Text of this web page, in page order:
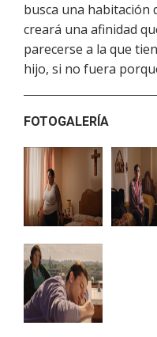
busca una habitación
creará una afinidad
parecerse a la que
hijo, si no fuera
FOTOGALERÍA